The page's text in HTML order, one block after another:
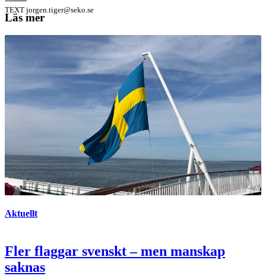
TEXT jorgen.tiger@seko.se
Läs mer
Aktuellt
Fler flaggar svenskt – men manskap
saknas